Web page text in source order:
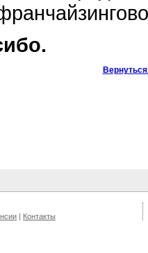
| Контакты